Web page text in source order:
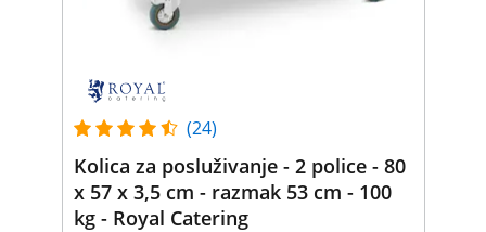
(24)
Kolica za posluživanje - 2 police - 80
x 57 x 3,5 cm - razmak 53 cm - 100
kg - Royal Catering